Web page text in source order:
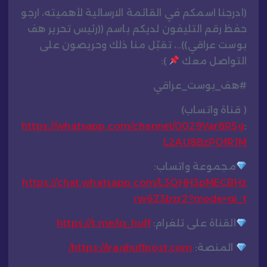
(ادرجنا اسمكم في القائمة الارسالية لأهميته، ارجو
حفظ رقم التليفون لديكم باسم ((رئيس تحرير هف
بوست عراقي))..، تقبّل منا ذلك وحريصون على
التواصل معك
):
#هف_بوست_عراقي
( قناة واتساب)
:
https://whatsapp.com/channel/0029Var8RSg
L2AU8BzPOfR1M
مجموعة واتساب:
https://chat.whatsapp.com/L3QHH3pMECBHz
rw6Z3bzr2?mode=gi_t
القناة على تلغرام:https://t.me/iq_huff
المنصة: https://iraqhuffpost.com/